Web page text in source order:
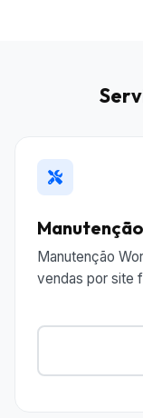
Manutenção
vendas por site